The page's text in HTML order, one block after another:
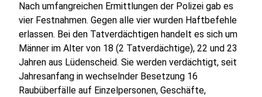
Nach umfangreichen Ermittlungen der Polizei gab es
vier Festnahmen. Gegen alle vier wurden Haftbefehle
erlassen. Bei den Tatverdächtigen handelt es sich um
Männer im Alter von 18 (2 Tatverdächtige), 22 und 23
Jahren aus Lüdenscheid. Sie werden verdächtigt, seit
Jahresanfang in wechselnder Besetzung 16
Raubüberfälle auf Einzelpersonen, Geschäfte,